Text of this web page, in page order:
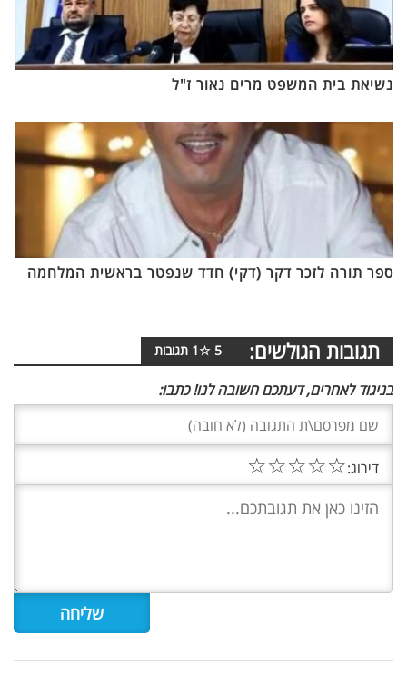
נשיאת בית המשפט מרים נאור ז"ל
ספר תורה לזכר דקר (דקי) חדד שנפטר בראשית המלחמה
תגובות הגולשים: 5
☆
1 תגובות
בניגוד לאחרים, דעתכם חשובה לנו! כתבו:
דירוג:☆
☆
☆
☆
☆